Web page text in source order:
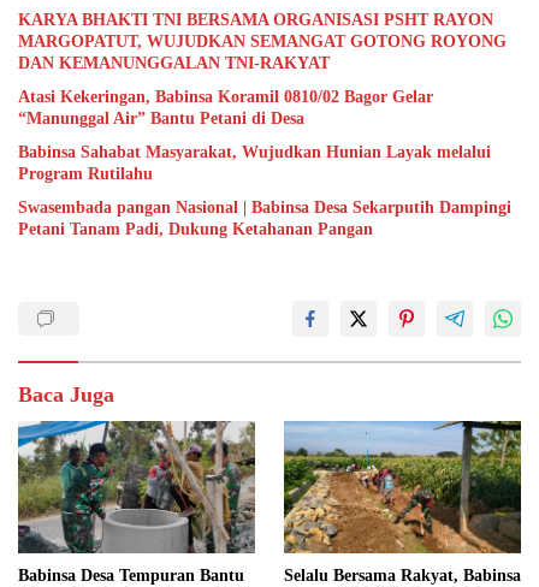
KARYA BHAKTI TNI BERSAMA ORGANISASI PSHT RAYON
MARGOPATUT, WUJUDKAN SEMANGAT GOTONG ROYONG
DAN KEMANUNGGALAN TNI-RAKYAT
Atasi Kekeringan, Babinsa Koramil 0810/02 Bagor Gelar
“Manunggal Air” Bantu Petani di Desa
Babinsa Sahabat Masyarakat, Wujudkan Hunian Layak melalui
Program Rutilahu
Swasembada pangan Nasional | Babinsa Desa Sekarputih Dampingi
Petani Tanam Padi, Dukung Ketahanan Pangan
Baca Juga
Babinsa Desa Tempuran Bantu
Selalu Bersama Rakyat, Babinsa